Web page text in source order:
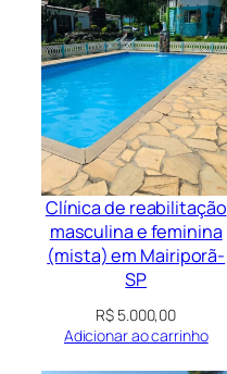
Clínica de reabilitação
masculina e feminina
(mista) em Mairiporã-
SP
R$ 5.000,00
Adicionar ao carrinho